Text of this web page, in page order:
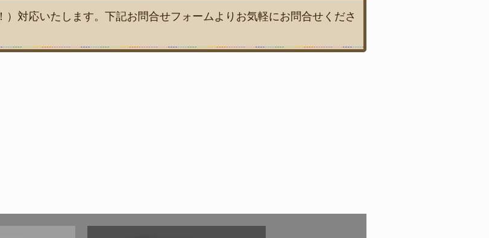
対応いたします。 下記お問合せフォームよりお気軽にお問合せくださ